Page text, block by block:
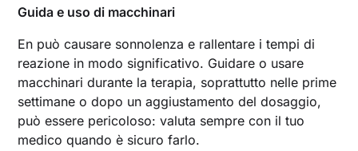
Guida e uso di macchinari
En può causare sonnolenza e rallentare i tempi di
reazione in modo significativo. Guidare o usare
macchinari durante la terapia, soprattutto nelle prime
settimane o dopo un aggiustamento del dosaggio,
può essere pericoloso: valuta sempre con il tuo
medico quando è sicuro farlo.